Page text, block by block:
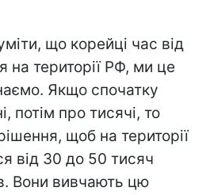
що корейці час від
на території РФ, ми це
Якщо спочатку
потім про тисячі, то
щоб на території
від 30 до 50 тисяч
Вони вивчають цю